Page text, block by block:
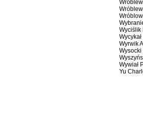
Wyciślik
Wyrwik
Wysocki
Wywiał
Yu